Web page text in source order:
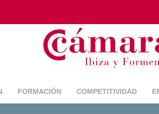
FORMACIÓN COMPETITIVIDAD